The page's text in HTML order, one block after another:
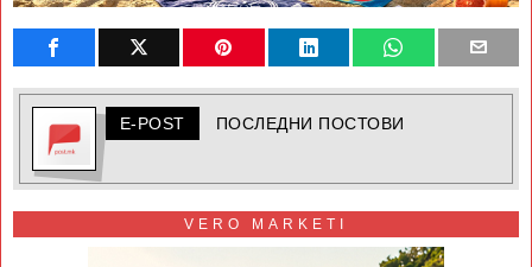
E-POST ПОСЛЕДНИ ПОСТОВИ
VERO MARKETI